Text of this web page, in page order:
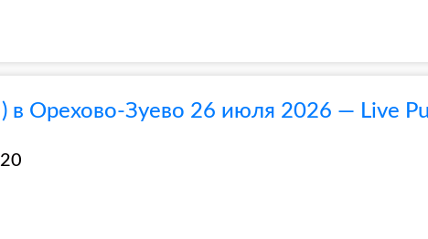
в Орехово-Зуево 26 июля 2026 — Live